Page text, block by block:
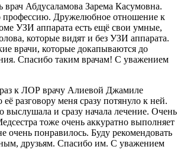
врач Абдусаламова Зарема Касумовна.
Дружелюбное отношение к
УЗИ аппарата есть ещё свои умные,
которые видят и без УЗИ аппарата.
врачи, которые докапываются до
Спасибо таким врачам! С уважением
к ЛОР врачу Алиевой Джамиле
разговору меня сразу потянуло к ней.
выслушала и сразу начала лечение. Очень
тоже очень аккуратно выполняет
очень понравилось. Буду рекомендовать
друзьям. Спасибо им. С уважением